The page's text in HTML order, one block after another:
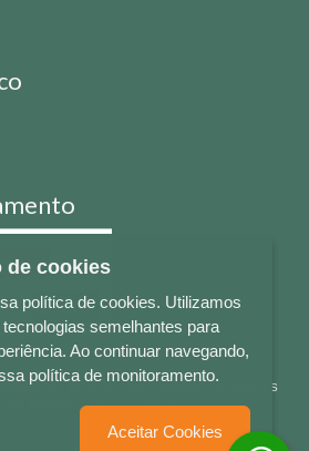
0001-20 - Térreo Bourbon Shopping - AV. NAÇÕES
BRANCO - - NOVO HAMBURGO - RS
de cookies
política de cookies. Utilizamos
semelhantes para
Ao continuar navegando,
política de monitoramento.
Aceitar Cookies